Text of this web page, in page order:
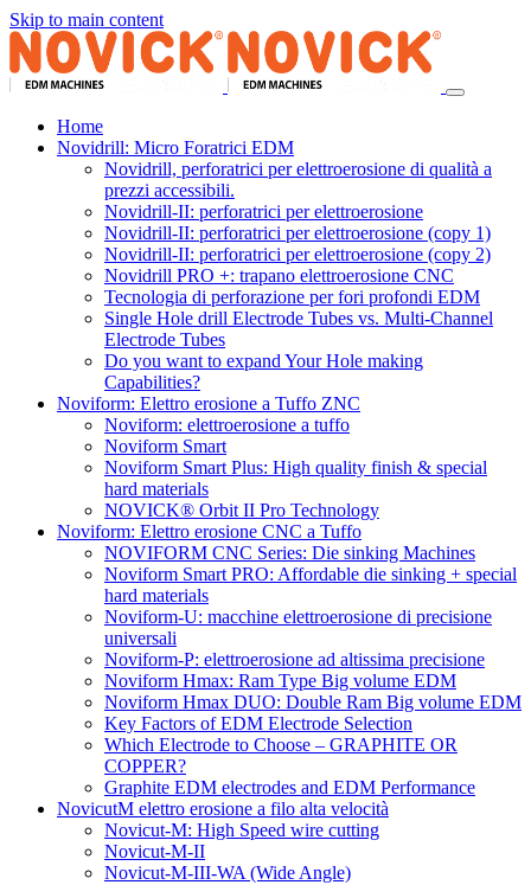
Skip to main content
Home
Novidrill: Micro Foratrici EDM
Novidrill, perforatrici per elettroerosione di qualità a
prezzi accessibili.
Novidrill-II: perforatrici per elettroerosione
Novidrill-II: perforatrici per elettroerosione (copy 1)
Novidrill-II: perforatrici per elettroerosione (copy 2)
Novidrill PRO +: trapano elettroerosione CNC
Tecnologia di perforazione per fori profondi EDM
Single Hole drill Electrode Tubes vs. Multi-Channel
Electrode Tubes
Do you want to expand Your Hole making
Capabilities?
Noviform: Elettro erosione a Tuffo ZNC
Noviform: elettroerosione a tuffo
Noviform Smart
Noviform Smart Plus: High quality finish & special
hard materials
NOVICK® Orbit II Pro Technology
Noviform: Elettro erosione CNC a Tuffo
NOVIFORM CNC Series: Die sinking Machines
Noviform Smart PRO: Affordable die sinking + special
hard materials
Noviform-U: macchine elettroerosione di precisione
universali
Noviform-P: elettroerosione ad altissima precisione
Noviform Hmax: Ram Type Big volume EDM
Noviform Hmax DUO: Double Ram Big volume EDM
Key Factors of EDM Electrode Selection
Which Electrode to Choose – GRAPHITE OR
COPPER?
Graphite EDM electrodes and EDM Performance
NovicutM elettro erosione a filo alta velocità
Novicut-M: High Speed wire cutting
Novicut-M-II
Novicut-M-III-WA (Wide Angle)